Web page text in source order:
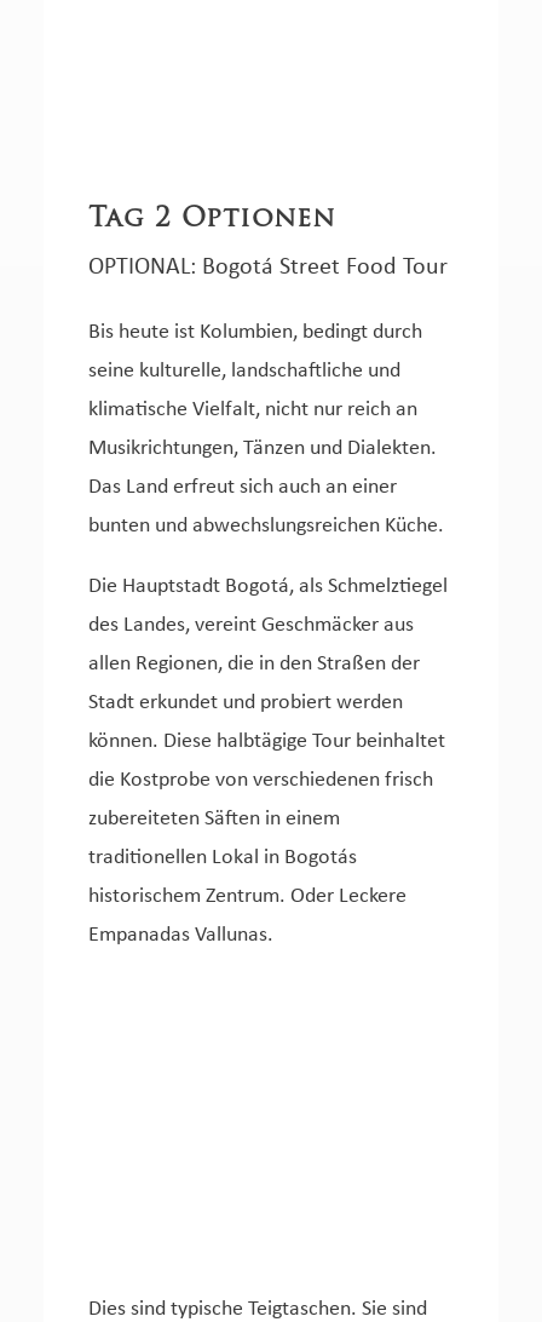
Tag 2 Optionen
OPTIONAL: Bogotá Street Food Tour
Bis heute ist Kolumbien, bedingt durch
seine kulturelle, landschaftliche und
klimatische Vielfalt, nicht nur reich an
Musikrichtungen, Tänzen und Dialekten.
Das Land erfreut sich auch an einer
bunten und abwechslungsreichen Küche.
Die Hauptstadt Bogotá, als Schmelztiegel
des Landes, vereint Geschmäcker aus
allen Regionen, die in den Straßen der
Stadt erkundet und probiert werden
können. Diese halbtägige Tour beinhaltet
die Kostprobe von verschiedenen frisch
zubereiteten Säften in einem
traditionellen Lokal in Bogotás
historischem Zentrum. Oder Leckere
Empanadas Vallunas.
Dies sind typische Teigtaschen. Sie sind